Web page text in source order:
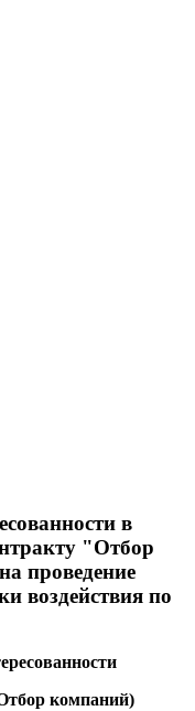
в
"Отбор
проведение
воздействия по
компаний)